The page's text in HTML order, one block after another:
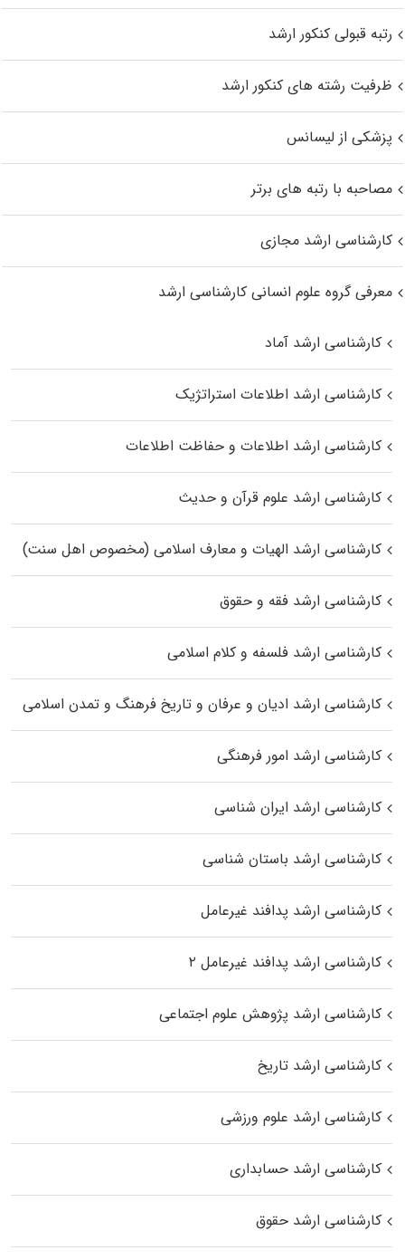
رتبه قبولی کنکور ارشد
ظرفیت رشته های کنکور ارشد
پزشکی از لیسانس
مصاحبه با رتبه های برتر
کارشناسی ارشد مجازی
معرفی گروه علوم انسانی کارشناسی ارشد
کارشناسی ارشد آماد
کارشناسی ارشد اطلاعات استراتژیک
کارشناسی ارشد اطلاعات و حفاظت اطلاعات
کارشناسی ارشد علوم قرآن و حدیث
کارشناسی ارشد الهیات و معارف اسلامی (مخصوص اهل سنت)
کارشناسی ارشد فقه و حقوق
کارشناسی ارشد فلسفه و کلام اسلامی
کارشناسی ارشد ادیان و عرفان و تاریخ فرهنگ و تمدن اسلامی
کارشناسی ارشد امور فرهنگی
کارشناسی ارشد ایران شناسی
کارشناسی ارشد باستان شناسی
کارشناسی ارشد پدافند غیرعامل
کارشناسی ارشد پدافند غیرعامل ۲
کارشناسی ارشد پژوهش علوم اجتماعی
کارشناسی ارشد تاریخ
کارشناسی ارشد علوم ورزشی
کارشناسی ارشد حسابداری
کارشناسی ارشد حقوق